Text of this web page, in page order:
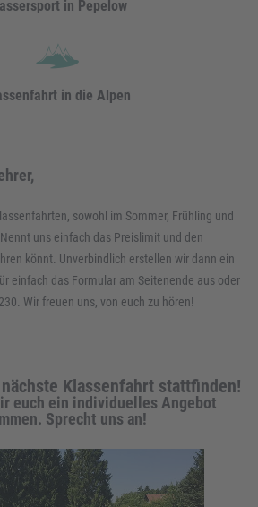
in Pepelow
in die Alpen
sowohl im Sommer, Frühling und
uns einfach das Preislimit und den
könnt. Unverbindlich erstellen wir dann ein
einfach das Formular am Seitenende aus oder
Wir freuen uns, von euch zu hören!
Klassenfahrt stattfinden!
euch ein individuelles Angebot
Sprecht uns an!